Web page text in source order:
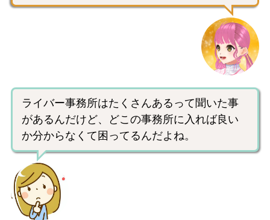
ライバー事務所はたくさんあるって聞いた事
があるんだけど、どこの事務所に入れば良い
か分からなくて困ってるんだよね。